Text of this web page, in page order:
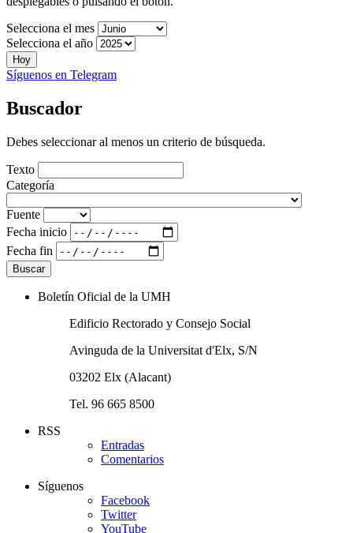
Selecciona el mes
Selecciona el año
Hoy
Síguenos en Telegram
Buscador
Debes seleccionar al menos un criterio de búsqueda.
Texto
Categoría
Fuente
Fecha inicio
Fecha fin
Boletín Oficial de la UMH
Edificio Rectorado y Consejo Social
Avinguda de la Universitat d'Elx, S/N
03202 Elx (Alacant)
Tel. 96 665 8500
RSS
Entradas
Comentarios
Síguenos
Facebook
Twitter
YouTube